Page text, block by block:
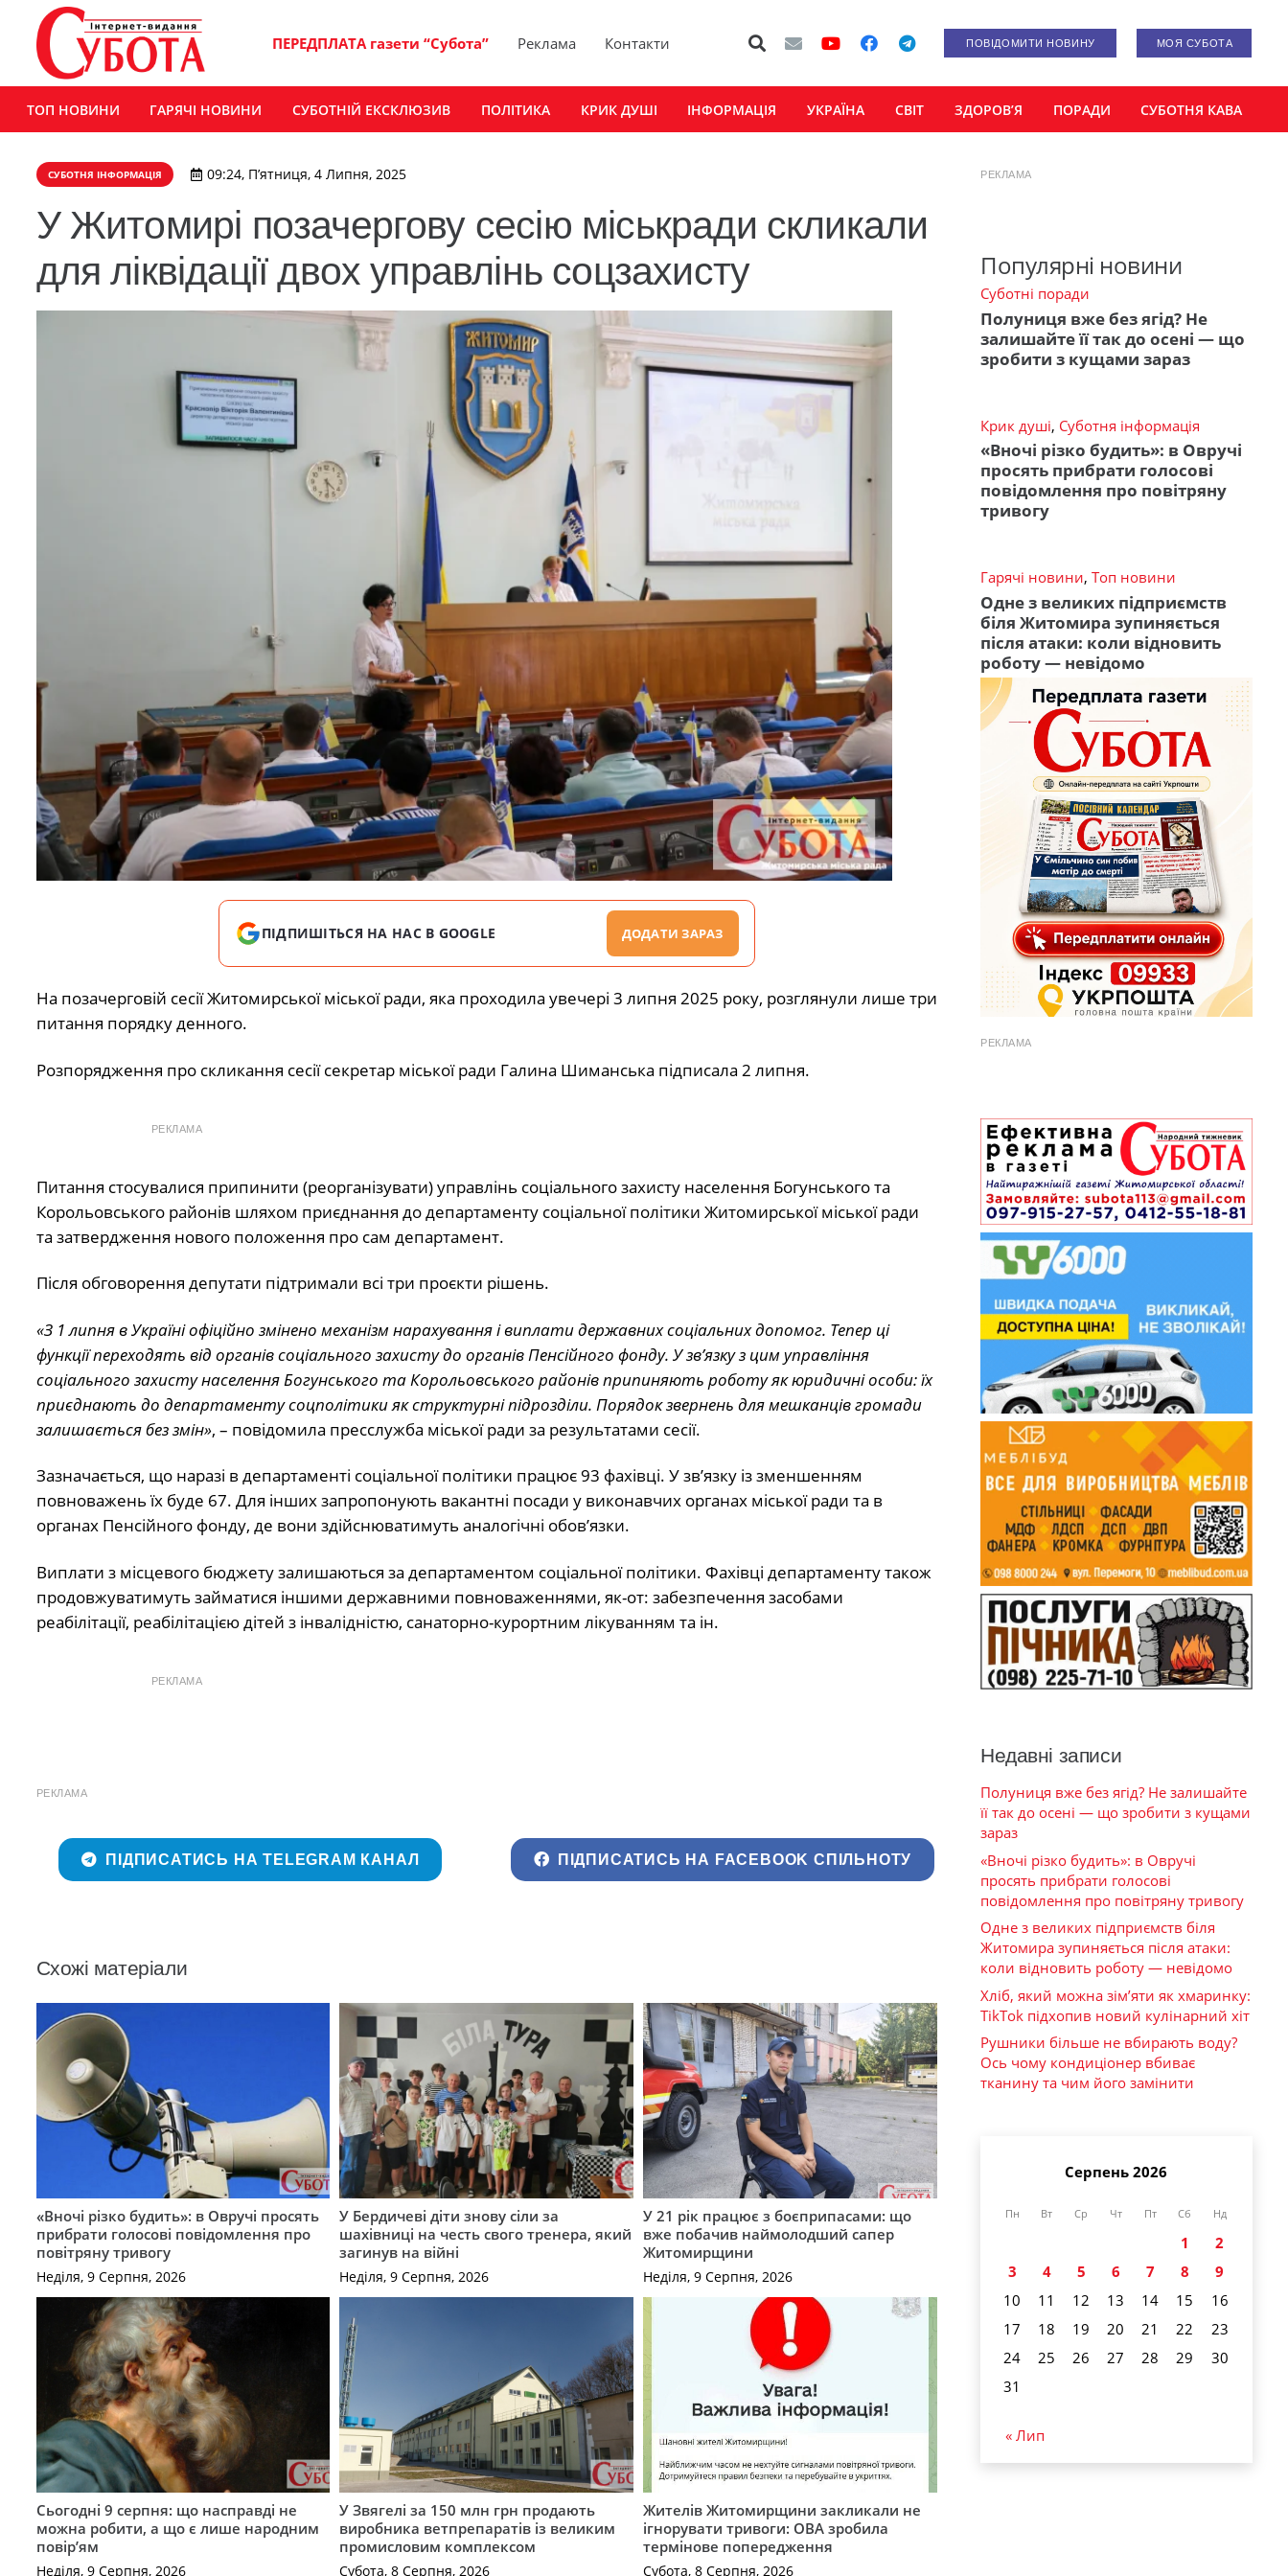
ПЕРЕДПЛАТА газети “Субота” Реклама Контакти ПОВІДОМИТИ НОВИНУ МОЯ СУБОТА
ТОП НОВИНИ ГАРЯЧІ НОВИНИ СУБОТНІЙ ЕКСКЛЮЗИВ ПОЛІТИКА КРИК ДУШІ ІНФОРМАЦІЯ УКРАЇНА СВІТ ЗДОРОВ’Я ПОРАДИ СУБОТНЯ КАВА
СУБОТНЯ ІНФОРМАЦІЯ 09:24, П’ятниця, 4 Липня, 2025
У Житомирі позачергову сесію міськради скликали
для ліквідації двох управлінь соцзахисту
ПІДПИШІТЬСЯ НА НАС В GOOGLE ДОДАТИ ЗАРАЗ
На позачерговій сесії Житомирської міської ради, яка проходила увечері 3 липня 2025 року, розглянули лише три
питання порядку денного.
Розпорядження про скликання сесії секретар міської ради Галина Шиманська підписала 2 липня.
РЕКЛАМА
Питання стосувалися припинити (реорганізувати) управлінь соціального захисту населення Богунського та
Корольовського районів шляхом приєднання до департаменту соціальної політики Житомирської міської ради
та затвердження нового положення про сам департамент.
Після обговорення депутати підтримали всі три проєкти рішень.
«З 1 липня в Україні офіційно змінено механізм нарахування і виплати державних соціальних допомог. Тепер ці
функції переходять від органів соціального захисту до органів Пенсійного фонду. У зв’язку з цим управління
соціального захисту населення Богунського та Корольовського районів припиняють роботу як юридичні особи: їх
приєднають до департаменту соцполітики як структурні підрозділи. Порядок звернень для мешканців громади
залишається без змін», – повідомила пресслужба міської ради за результатами сесії.
Зазначається, що наразі в департаменті соціальної політики працює 93 фахівці. У зв’язку із зменшенням
повноважень їх буде 67. Для інших запропонують вакантні посади у виконавчих органах міської ради та в
органах Пенсійного фонду, де вони здійснюватимуть аналогічні обов’язки.
Виплати з місцевого бюджету залишаються за департаментом соціальної політики. Фахівці департаменту також
продовжуватимуть займатися іншими державними повноваженнями, як-от: забезпечення засобами
реабілітації, реабілітацією дітей з інвалідністю, санаторно-курортним лікуванням та ін.
РЕКЛАМА
РЕКЛАМА
ПІДПИСАТИСЬ НА TELEGRAM КАНАЛ ПІДПИСАТИСЬ НА FACEBOOK СПІЛЬНОТУ
Схожі матеріали
«Вночі різко будить»: в Овручі просять
прибрати голосові повідомлення про
повітряну тривогу
Неділя, 9 Серпня, 2026
У Бердичеві діти знову сіли за
шахівниці на честь свого тренера, який
загинув на війні
Неділя, 9 Серпня, 2026
У 21 рік працює з боєприпасами: що
вже побачив наймолодший сапер
Житомирщини
Неділя, 9 Серпня, 2026
Сьогодні 9 серпня: що насправді не
можна робити, а що є лише народним
повір’ям
Неділя, 9 Серпня, 2026
У Звягелі за 150 млн грн продають
виробника ветпрепаратів із великим
промисловим комплексом
Субота, 8 Серпня, 2026
Жителів Житомирщини закликали не
ігнорувати тривоги: ОВА зробила
термінове попередження
Субота, 8 Серпня, 2026
РЕКЛАМА
Популярні новини
Суботні поради
Полуниця вже без ягід? Не
залишайте її так до осені — що
зробити з кущами зараз
Крик душі, Суботня інформація
«Вночі різко будить»: в Овручі
просять прибрати голосові
повідомлення про повітряну
тривогу
Гарячі новини, Топ новини
Одне з великих підприємств
біля Житомира зупиняється
після атаки: коли відновить
роботу — невідомо
РЕКЛАМА
Недавні записи
Полуниця вже без ягід? Не залишайте
її так до осені — що зробити з кущами
зараз
«Вночі різко будить»: в Овручі
просять прибрати голосові
повідомлення про повітряну тривогу
Одне з великих підприємств біля
Житомира зупиняється після атаки:
коли відновить роботу — невідомо
Хліб, який можна зім’яти як хмаринку:
TikTok підхопив новий кулінарний хіт
Рушники більше не вбирають воду?
Ось чому кондиціонер вбиває
тканину та чим його замінити
Серпень 2026
Пн Вт Ср Чт Пт Сб Нд
1
2
3
4 5 6 7 8
9
10
11 12 13 14 15
16
17
18 19 20 21 22
23
24
25 26 27 28 29
30
31
« Лип